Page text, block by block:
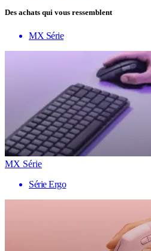
Des achats qui vous ressemblent
MX Série
MX Série
Série Ergo